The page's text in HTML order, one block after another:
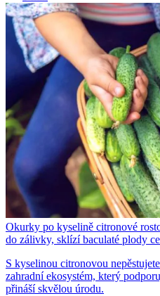
Okurky po kyselině citronové
do zálivky, sklízí baculaté plody
S kyselinou citronovou
zahradní ekosystém, který
přináší skvělou úrodu.